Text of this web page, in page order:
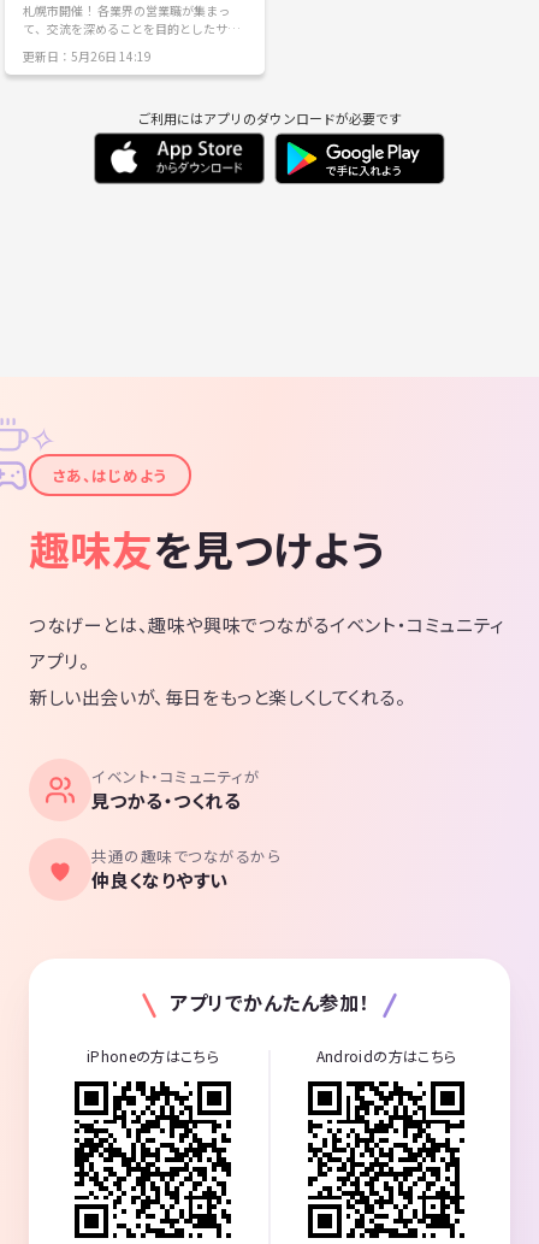
札幌市開催！ 各業界の営業職が集まっ
て、交流を深めることを目的としたサー
いかも。 とりあえず、3人集まったら会
ってみましょう！ お会いするまでは企業
なのかだけ教えてください！ お会いした
ら、まずは名刺交換でご挨拶♫
更新日：5月26日 14:19
ご利用にはアプリのダウンロードが必要です
✦
✧
さあ、はじめよう
趣味友を見つけよう
つなげーとは、趣味や興味でつながるイベント・コミュニティ
アプリ。
新しい出会いが、毎日をもっと楽しくしてくれる。
イベント・コミュニティが
見つかる・つくれる
共通の趣味でつながるから
仲良くなりやすい
アプリでかんたん参加！
iPhoneの方はこちら Androidの方はこちら